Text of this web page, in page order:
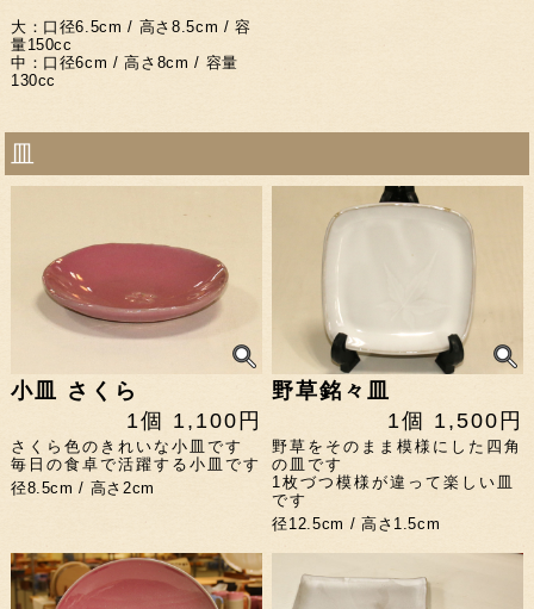
大：口径6.5cm / 高さ8.5cm / 容
量150cc
中：口径6cm / 高さ8cm / 容量
130cc
皿
小皿 さくら
1個 1,100円
さくら色のきれいな小皿です
毎日の食卓で活躍する小皿です
径8.5cm / 高さ2cm
野草銘々皿
1個 1,500円
野草をそのまま模様にした四角
の皿です
1枚づつ模様が違って楽しい皿
です
径12.5cm / 高さ1.5cm